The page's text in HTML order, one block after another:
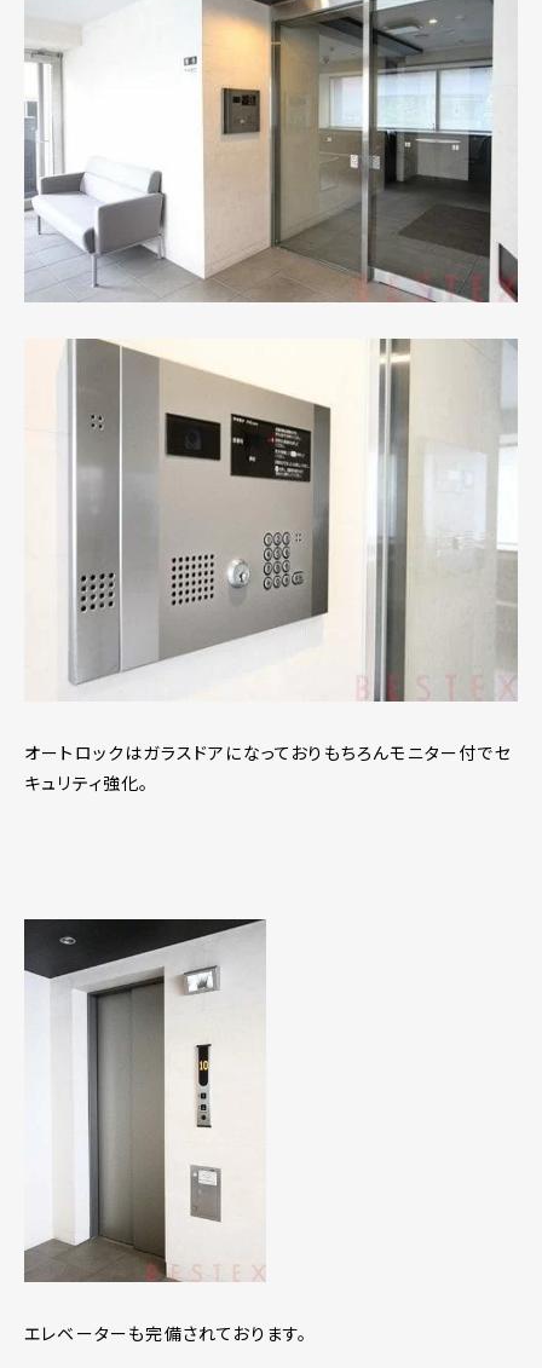
オートロックはガラスドアになっておりもちろんモニター付でセ
キュリティ強化。
エレベーターも完備されております。